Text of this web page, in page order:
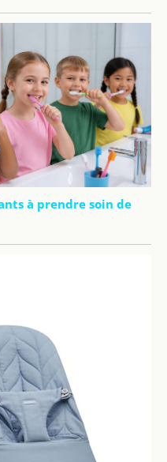
à prendre soin de